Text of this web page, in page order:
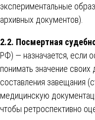
экспериментальные
архивных документов).
2.2. Посмертная
РФ) — назначается, если
понимать значение
составления завещания
медицинскую
чтобы ретроспективно